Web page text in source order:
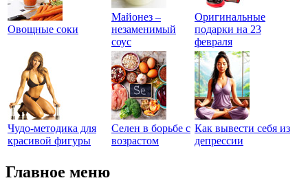
Овощные соки
Майонез –
незаменимый
соус
Оригинальные
подарки на 23
февраля
Чудо-методика для
красивой фигуры
Селен в борьбе с
возрастом
Как вывести себя из
депрессии
Главное меню